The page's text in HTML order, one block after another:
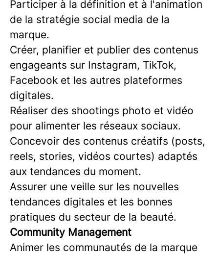
Participer à la définition et à l'animation
de la stratégie social media de la
marque.
Créer, planifier et publier des contenus
engageants sur Instagram, TikTok,
Facebook et les autres plateformes
digitales.
Réaliser des shootings photo et vidéo
pour alimenter les réseaux sociaux.
Concevoir des contenus créatifs (posts,
reels, stories, vidéos courtes) adaptés
aux tendances du moment.
Assurer une veille sur les nouvelles
tendances digitales et les bonnes
pratiques du secteur de la beauté.
Community Management
Animer les communautés de la marque